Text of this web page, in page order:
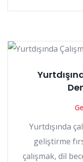
Yurtdışında
geliştirme
çalışmak, dil